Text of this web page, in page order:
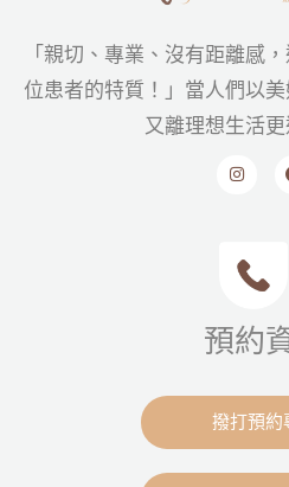
「親切、專業、沒有距離感
位患者的特質！」當人們以
又離理想生活更
預約
撥打預約